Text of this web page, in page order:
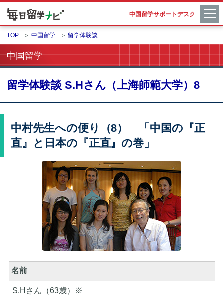
中国留学サポートデスク
TOP ＞ 中国留学 ＞ 留学体験談
中国留学
留学体験談 S.Hさん（上海師範大学）8
中村先生への便り（8） 「中国の『正
直』と日本の『正直』の巻」
名前
S.Hさん（63歳）※